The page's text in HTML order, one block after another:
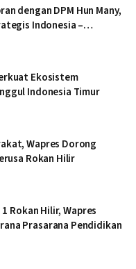
dengan DPM Hun Many,
Indonesia –
Ekosistem
Indonesia Timur
Wapres Dorong
Rokan Hilir
Rokan Hilir, Wapres
Prasarana Pendidikan